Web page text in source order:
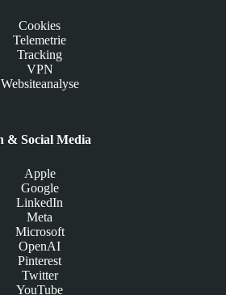
Cookies
Telemetrie
Tracking
VPN
Websiteanalyse
& Social Media
Apple
Google
LinkedIn
Meta
Microsoft
OpenAI
Pinterest
Twitter
YouTube